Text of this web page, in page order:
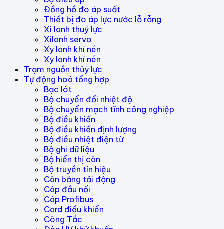
Đồng hồ đo áp suất
Thiết bị đo áp lực nước lỗ rỗng
Xi lanh thuỷ lực
Xilanh servo
Xy lanh khí nén
Xy lanh khí nén
Trạm nguồn thủy lực
Tự động hoá tổng hợp
Bạc lót
Bộ chuyển đổi nhiệt độ
Bộ chuyển mạch tĩnh công nghiệp
Bộ điều khiển
Bộ điều khiển định lượng
Bộ điều nhiệt điện từ
Bộ ghi dữ liệu
Bộ hiển thị cân
Bộ truyền tín hiệu
Cân băng tải động
Cáp đầu nối
Cáp Profibus
Card điều khiển
Công Tắc